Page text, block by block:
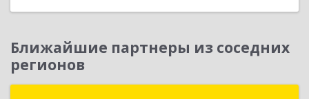
Ближайшие партнеры из соседних
регионов